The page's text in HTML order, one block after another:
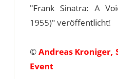
"Frank Sinatra: A
1955)" veröffentlicht!
©Andreas Kroniger,
Event